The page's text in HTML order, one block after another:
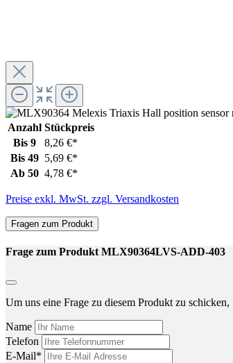
Anzahl Stückpreis
Bis 9
8,26 €*
Bis 49 5,69 €*
Ab 50 4,78 €*
Preise exkl. MwSt. zzgl. Versandkosten
Fragen zum Produkt
Frage zum Produkt MLX90364LVS-ADD-403
Um uns eine Frage zu diesem Produkt zu
Name
Telefon
E-Mail*